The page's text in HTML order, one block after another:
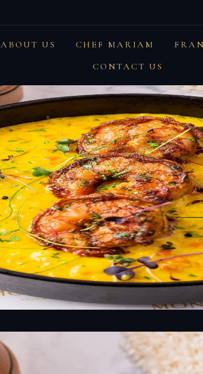
ABOUT US CHEF MARIAM
CONTACT US